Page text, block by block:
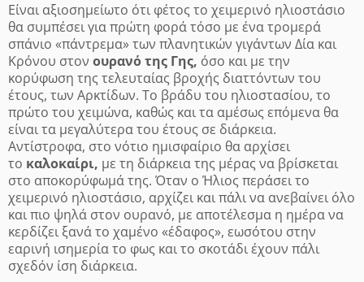
Είναι αξιοσημείωτο ότι φέτος το χειμερινό ηλιοστάσιο
θα συμπέσει για πρώτη φορά τόσο με ένα τρομερά
σπάνιο «πάντρεμα» των πλανητικών γιγάντων Δία και
Κρόνου στον ουρανό της Γης, όσο και με την
κορύφωση της τελευταίας βροχής διαττόντων του
έτους, των Αρκτίδων. Το βράδυ του ηλιοστασίου, το
πρώτο του χειμώνα, καθώς και τα αμέσως επόμενα θα
είναι τα μεγαλύτερα του έτους σε διάρκεια.
Αντίστροφα, στο νότιο ημισφαίριο θα αρχίσει
το καλοκαίρι, με τη διάρκεια της μέρας να βρίσκεται
στο αποκορύφωμά της. Όταν ο Ήλιος περάσει το
χειμερινό ηλιοστάσιο, αρχίζει και πάλι να ανεβαίνει όλο
και πιο ψηλά στον ουρανό, με αποτέλεσμα η ημέρα να
κερδίζει ξανά το χαμένο «έδαφος», εωσότου στην
εαρινή ισημερία το φως και το σκοτάδι έχουν πάλι
σχεδόν ίση διάρκεια.